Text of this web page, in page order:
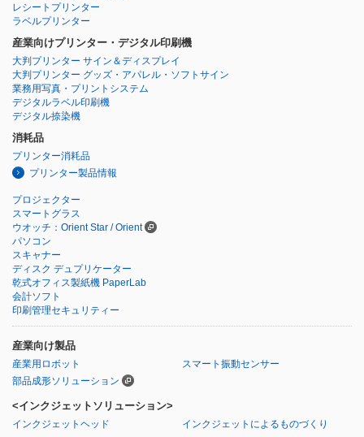
レシートプリンター
ラベルプリンター
産業向けプリンター・デジタル印刷機
大判プリンター サイン＆ディスプレイ
大判プリンター グッズ・アパレル・ソフトサイン
業務用写真・プリントシステム
デジタルラベル印刷機
デジタル捺染機
消耗品
プリンター消耗品
プリンター製品情報
プロジェクター
スマートグラス
ウオッチ：Orient Star / Orient
パソコン
スキャナー
ディスク デュプリケーター
乾式オフィス製紙機 PaperLab
会計ソフト
印刷管理セキュリティー
産業向け製品
産業用ロボット
スマート振動センサー
部品成形ソリューション
<インクジェットソリューション>
インクジェットヘッド インクジェットによるものづくり